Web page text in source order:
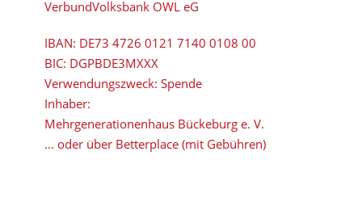
VerbundVolksbank OWL eG
IBAN: DE73 4726 0121 7140 0108 00
BIC: DGPBDE3MXXX
Verwendungszweck: Spende
Inhaber:
Mehrgenerationenhaus Bückeburg e. V.
… oder über Betterplace (mit Gebühren)